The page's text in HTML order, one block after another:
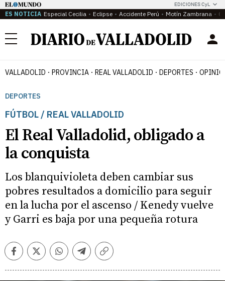
EDICIONES CyL
ES NOTICIA Especial Cecilia Eclipse Accidente Perú Motín Zambrana
Menú
VALLADOLID PROVINCIA REAL VALLADOLID DEPORTES
DEPORTES
FÚTBOL / REAL VALLADOLID
El Real Valladolid, obligado a
la conquista
Los blanquivioleta deben cambiar sus
pobres resultados a domicilio para seguir
en la lucha por el ascenso / Kenedy vuelve
y Garri es baja por una pequeña rotura
FacebookTwitterWhatsappTelegramCopiar